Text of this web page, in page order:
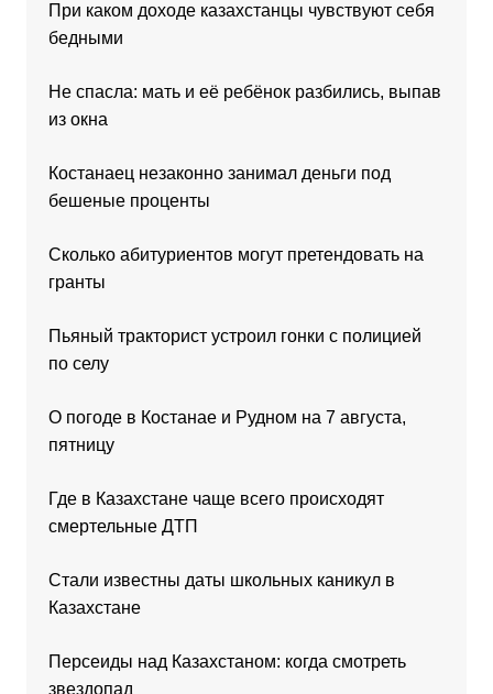
При каком доходе казахстанцы чувствуют себя
бедными
Не спасла: мать и её ребёнок разбились, выпав
из окна
Костанаец незаконно занимал деньги под
бешеные проценты
Сколько абитуриентов могут претендовать на
гранты
Пьяный тракторист устроил гонки с полицией
по селу
О погоде в Костанае и Рудном на 7 августа,
пятницу
Где в Казахстане чаще всего происходят
смертельные ДТП
Стали известны даты школьных каникул в
Казахстане
Персеиды над Казахстаном: когда смотреть
звездопад